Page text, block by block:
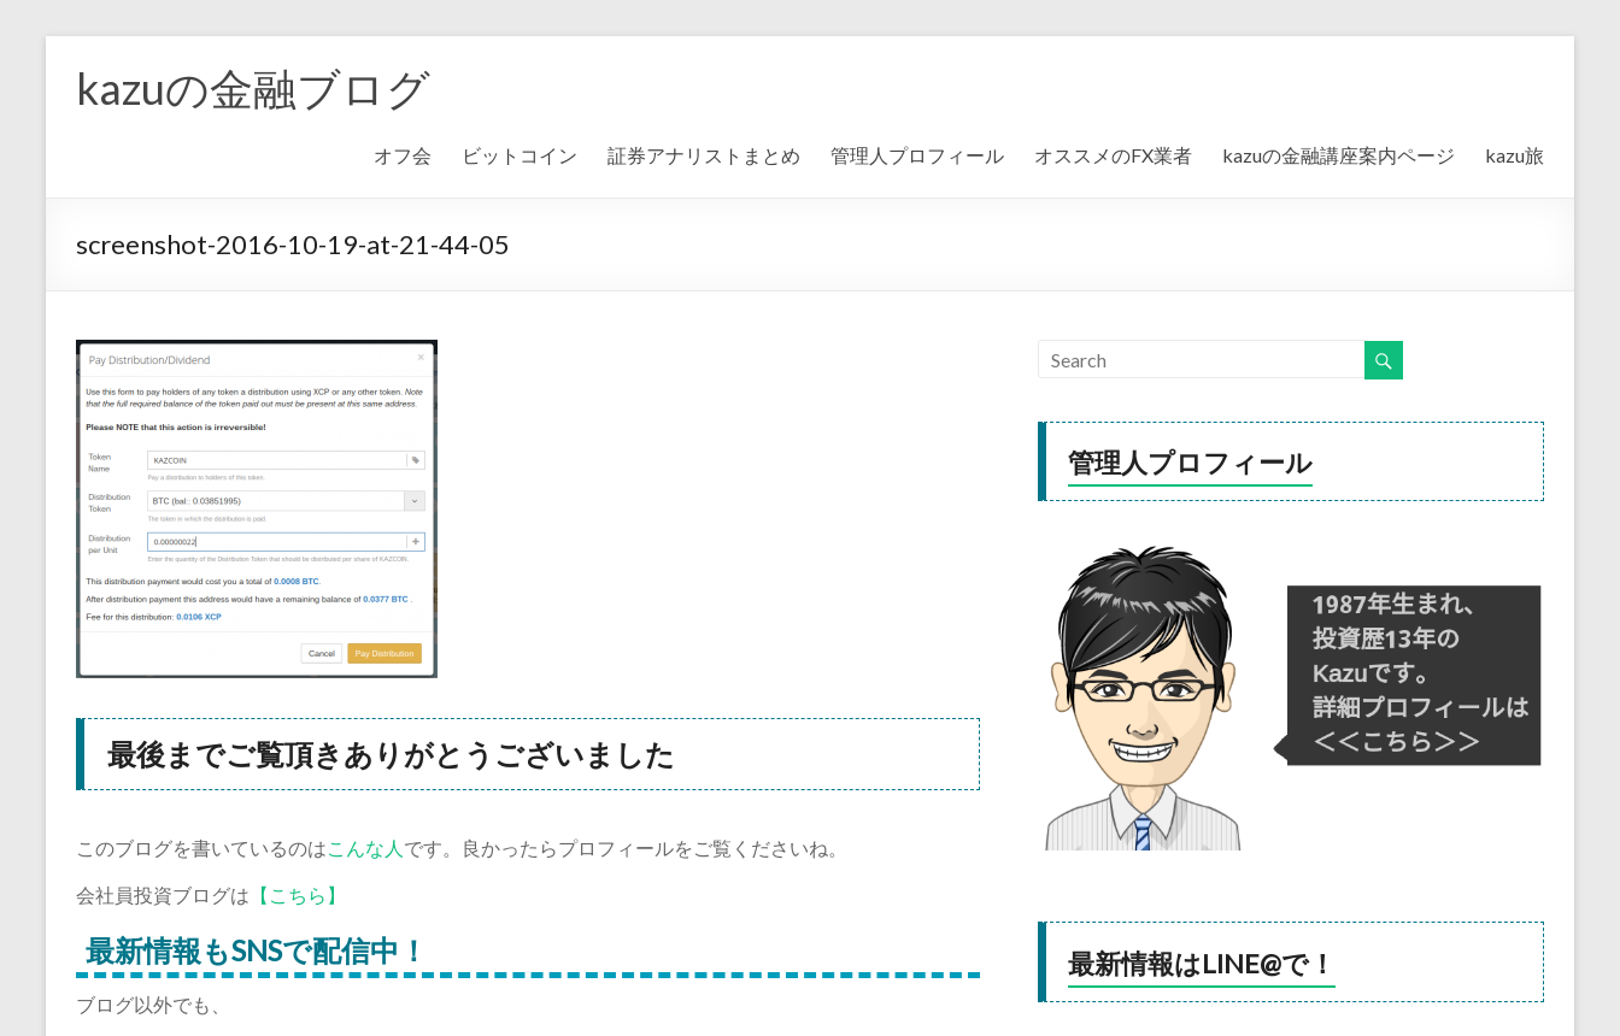
kazuの金融ブログ
オフ会 ビットコイン 証券アナリストまとめ 管理人プロフィール オススメのFX業者 kazuの金融講座案内ページ kazu旅
screenshot-2016-10-19-at-21-44-05
最後までご覧頂きありがとうございました
このブログを書いているのはこんな人 です。良かったらプロフィールをご覧くださいね。
会社員投資ブログは 【こちら】
最新情報もSNSで配信中！
ブログ以外でも、
管理人プロフィール
最新情報はLINE@で！